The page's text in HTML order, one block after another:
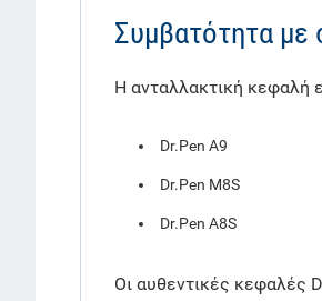
Συμβατότητα με
Η ανταλλακτική κεφαλή
Dr.Pen A9
Dr.Pen M8S
Dr.Pen A8S
Οι αυθεντικές κεφαλές